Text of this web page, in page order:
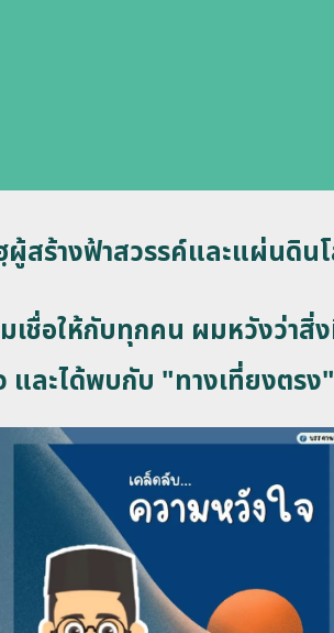
สร้างฟ้าสวรรค์และแผ่นดิน
ชื่อให้กับทุกคน ผมหวังว่าสิ่
และได้พบกับ "ทางเที่ยงตรง